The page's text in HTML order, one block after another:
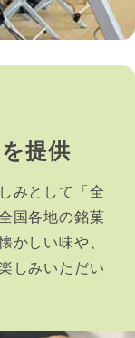
提供
みとして「全
国各地の銘菓
かしい味や、
しみいただい